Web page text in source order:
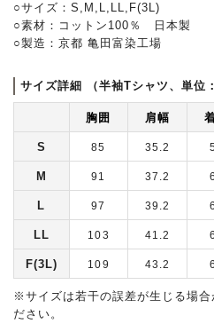
○サイズ：S,M,L,LL,F(3L)
○素材：コットン100％ 日本製
○製造：京都 亀田富染工場
サイズ詳細 （半袖Tシャツ、単位
胸囲 肩幅
S 85 35.2
M 91 37.2
L 97 39.2
LL 103 41.2
F(3L) 109 43.2
※サイズは若干の誤差が生じる場合
ださい。